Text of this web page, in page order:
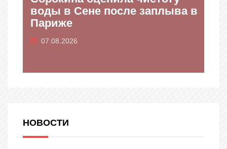
воды в Сене после заплыва в
Париже
07.08.2026
НОВОСТИ